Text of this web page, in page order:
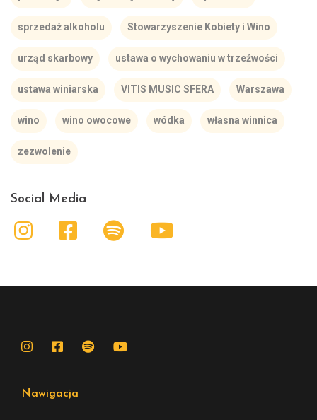
sprzedaż alkoholu Stowarzyszenie Kobiety i Wino
urząd skarbowy ustawa o wychowaniu w trzeźwości
ustawa winiarska VITIS MUSIC SFERA Warszawa
wino wino owocowe wódka własna winnica
zezwolenie
Social Media
Nawigacja